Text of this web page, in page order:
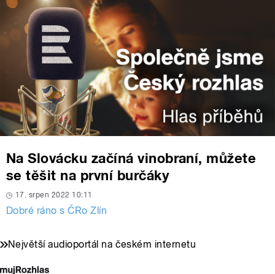
Na Slovácku začíná vinobraní, můžete
se těšit na první burčáky
17. srpen 2022 10:11
Dobré ráno s ČRo Zlín
Největší audioportál na českém internetu